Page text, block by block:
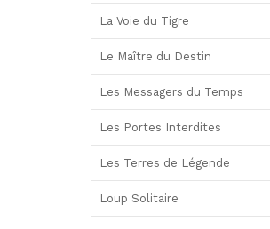
La Voie du Tigre
Le Maître du Destin
Les Messagers du Temps
Les Portes Interdites
Les Terres de Légende
Loup Solitaire